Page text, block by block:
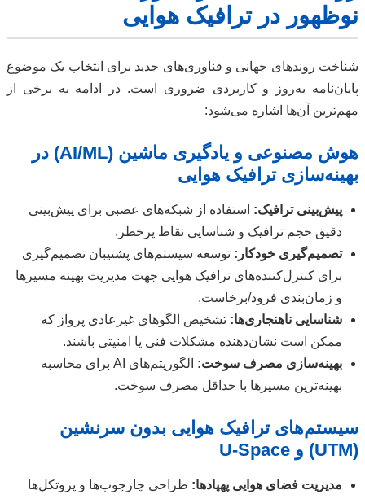
نوظهور در ترافیک هوایی
شناخت روندهای جهانی و فناوری‌های جدید برای انتخاب یک موضوع
پایان‌نامه به‌روز و کاربردی ضروری است. در ادامه به برخی از
مهم‌ترین آن‌ها اشاره می‌شود:
هوش مصنوعی و یادگیری ماشین (AI/ML) در
بهینه‌سازی ترافیک هوایی
پیش‌بینی ترافیک: استفاده از شبکه‌های عصبی برای پیش‌بینی
دقیق حجم ترافیک و شناسایی نقاط پرخطر.
تصمیم‌گیری خودکار: توسعه سیستم‌های پشتیبان تصمیم‌گیری
برای کنترل‌کننده‌های ترافیک هوایی جهت مدیریت بهینه مسیرها
و زمان‌بندی فرود/برخاست.
شناسایی ناهنجاری‌ها: تشخیص الگوهای غیرعادی پرواز که
ممکن است نشان‌دهنده مشکلات فنی یا امنیتی باشند.
بهینه‌سازی مصرف سوخت:
الگوریتم‌های AI برای محاسبه
بهینه‌ترین مسیرها با حداقل مصرف سوخت.
سیستم‌های ترافیک هوایی بدون سرنشین
(UTM) و U-Space
مدیریت فضای هوایی پهپادها: طراحی چارچوب‌ها و پروتکل‌ها